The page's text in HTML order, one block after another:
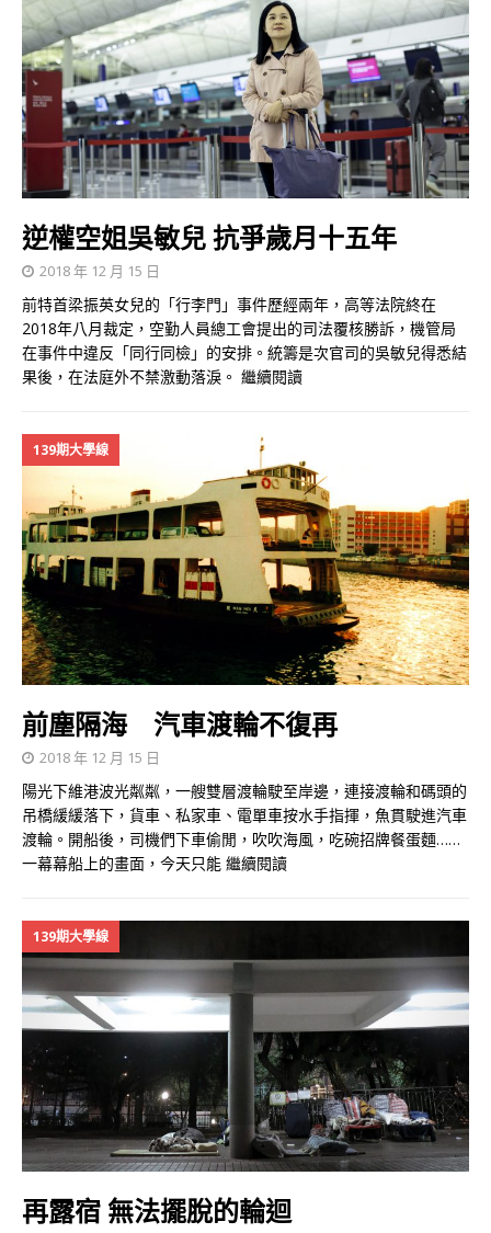
逆權空姐吳敏兒 抗爭歲月十五年
2018 年 12 月 15 日
前特首梁振英女兒的「行李門」事件歷經兩年，高等法院終在
2018年八月裁定，空勤人員總工會提出的司法覆核勝訴，機管局
在事件中違反「同行同檢」的安排。統籌是次官司的吳敏兒得悉結
果後，在法庭外不禁激動落淚。 繼續閱讀
139期大學線
前塵隔海 汽車渡輪不復再
2018 年 12 月 15 日
陽光下維港波光粼粼，一艘雙層渡輪駛至岸邊，連接渡輪和碼頭的
吊橋緩緩落下，貨車、私家車、電單車按水手指揮，魚貫駛進汽車
渡輪。開船後，司機們下車偷閒，吹吹海風，吃碗招牌餐蛋麵……
一幕幕船上的畫面，今天只能 繼續閱讀
139期大學線
再露宿 無法擺脫的輪迴